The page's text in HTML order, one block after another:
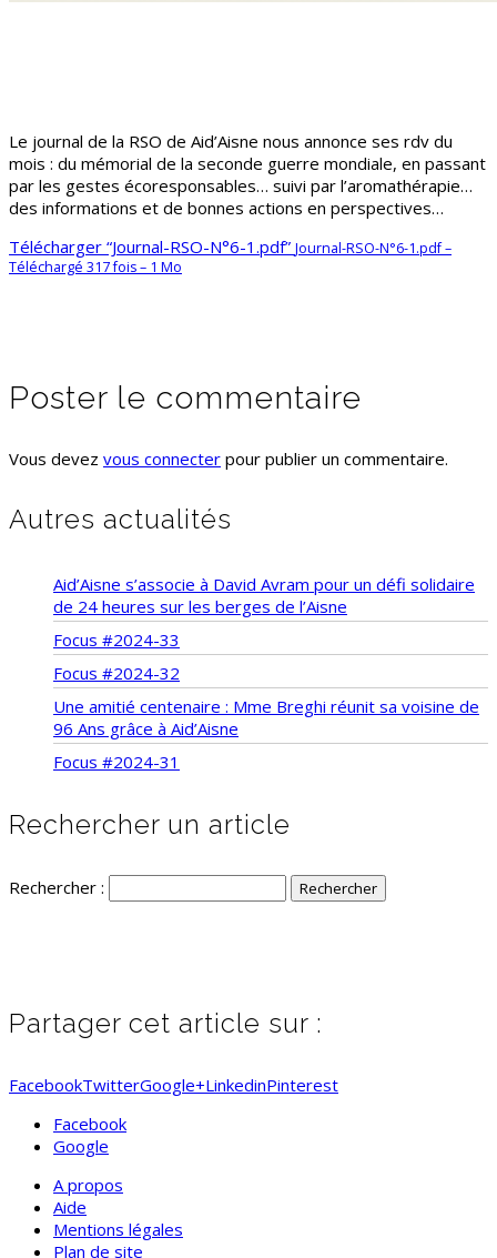
Le journal de la RSO de Aid’Aisne nous annonce ses rdv du
mois : du mémorial de la seconde guerre mondiale, en passant
par les gestes écoresponsables… suivi par l’aromathérapie…
des informations et de bonnes actions en perspectives…
Télécharger “Journal-RSO-N°6-1.pdf” Journal-RSO-N°6-1.pdf –
Téléchargé 317 fois – 1 Mo
Poster le commentaire
Vous devez vous connecter pour publier un commentaire.
Autres actualités
Aid’Aisne s’associe à David Avram pour un défi solidaire
de 24 heures sur les berges de l’Aisne
Focus #2024-33
Focus #2024-32
Une amitié centenaire : Mme Breghi réunit sa voisine de
96 Ans grâce à Aid’Aisne
Focus #2024-31
Rechercher un article
Rechercher :
Partager cet article sur :
FacebookTwitterGoogle+LinkedinPinterest
Facebook
Google
A propos
Aide
Mentions légales
Plan de site